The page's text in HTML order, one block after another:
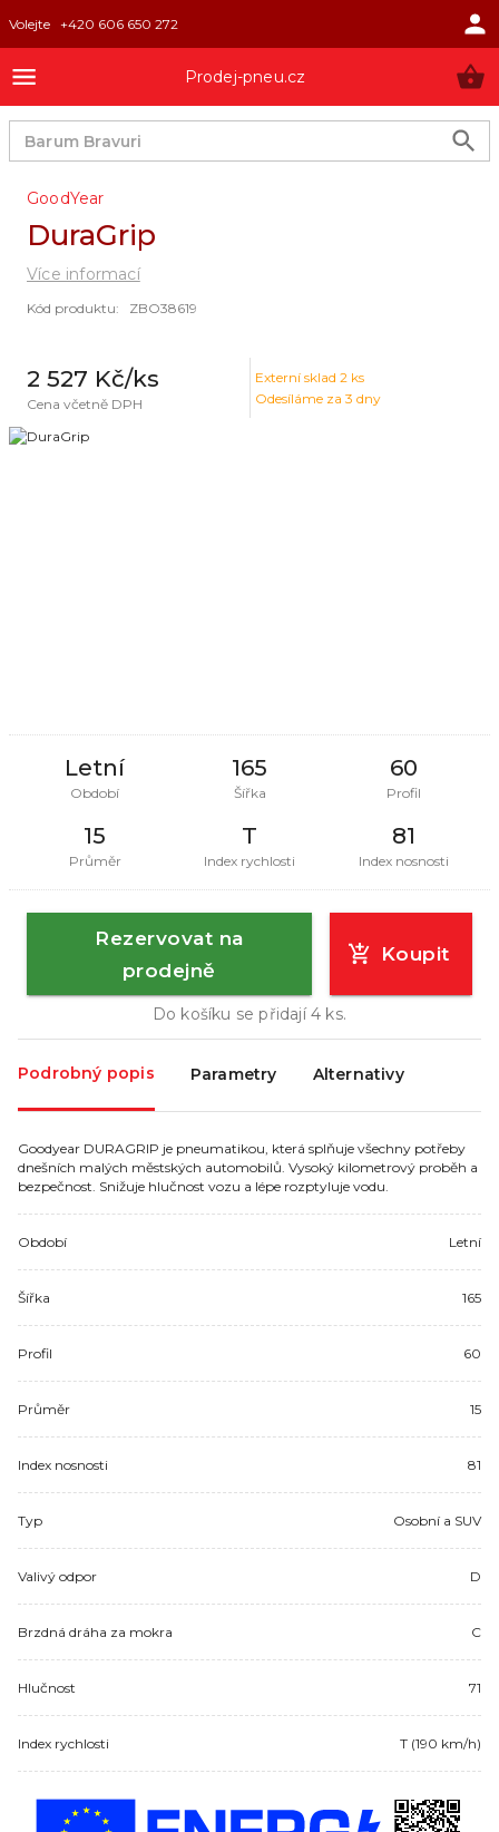
Volejte +420 606 650 272
Prodej-pneu.cz
GoodYear
DuraGrip
Kód produktu: ZBO38619
2 527 Kč/ks
Cena včetně DPH
Externí sklad 2 ks
Odesíláme za 3 dny
Letní
Období
165
Šířka
60
Profil
15
Průměr
T
Index rychlosti
81
Index nosnosti
Více informací
Rezervovat na
prodejně
Koupit
Do košíku se přidají4 ks.
Podrobný popis Parametry Alternativy
Goodyear DURAGRIP je pneumatikou, která splňuje všechny potřeby
dnešních malých městských automobilů. Vysoký kilometrový proběh a
bezpečnost. Snižuje hlučnost vozu a lépe rozptyluje vodu.
Období Letní
Šířka 165
Profil 60
Průměr 15
Index nosnosti 81
Typ Osobní a SUV
Valivý odpor D
Brzdná dráha za mokra C
Hlučnost 71
Index rychlosti T (190 km/h)